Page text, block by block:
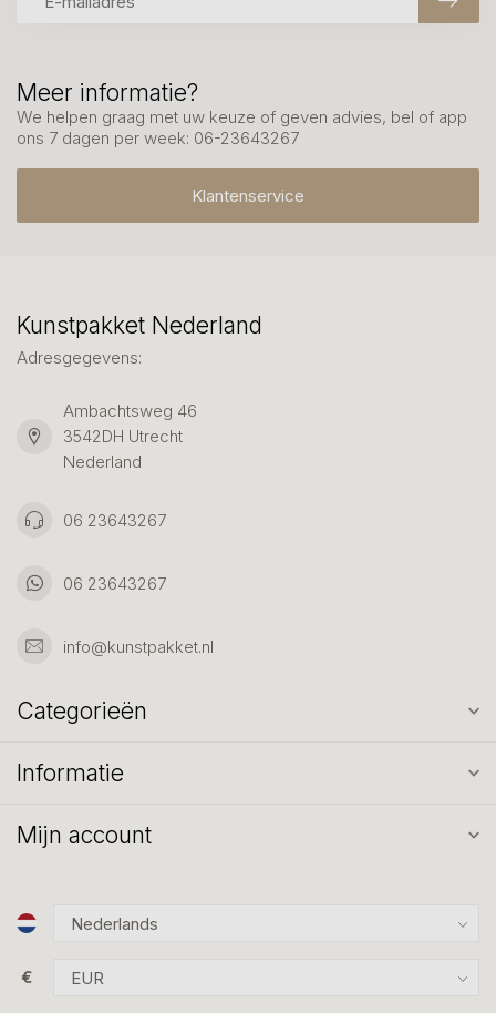
Meer informatie?
We helpen graag met uw keuze of geven advies, bel of app
ons 7 dagen per week: 06-23643267
Klantenservice
Kunstpakket Nederland
Adresgegevens:
Ambachtsweg 46
3542DH Utrecht
Nederland
06 23643267
06 23643267
info@kunstpakket.nl
Categorieën
Informatie
Mijn account
€